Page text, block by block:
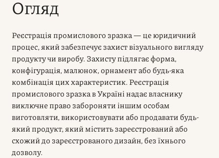
Огляд
Реєстрація промислового зразка — це юридичний
процес, який забезпечує захист візуального вигляду
продукту чи виробу. Захисту підлягає форма,
конфігурація, малюнок, орнамент або будь-яка
комбінація цих характеристик. Реєстрація
промислового зразка в Україні надає власнику
виключне право забороняти іншим особам
виготовляти, використовувати або продавати будь-
який продукт, який містить зареєстрований або
схожий до зареєстрованого дизайн, без їхнього
дозволу.